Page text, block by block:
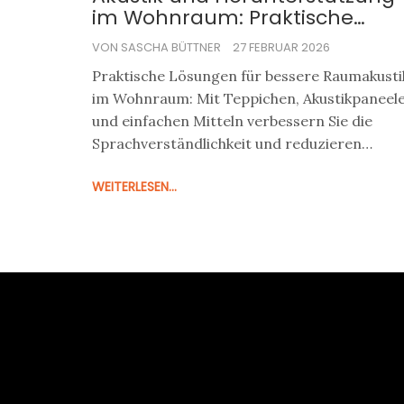
im Wohnraum: Praktische
Lösungen für besseren Klang
und mehr Komfort
VON SASCHA BÜTTNER 27 FEBRUAR 2026
Praktische Lösungen für bessere
im Wohnraum: Mit Teppichen,
und einfachen Mitteln verbessern Sie die
Sprachverständlichkeit und reduzieren
für ältere Menschen und Hörgeräte-Träger.
WEITERLESEN...